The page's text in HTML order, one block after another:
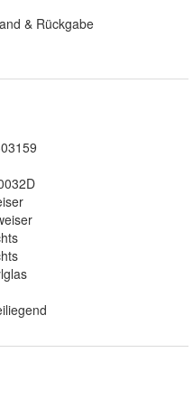
& Rückgabe